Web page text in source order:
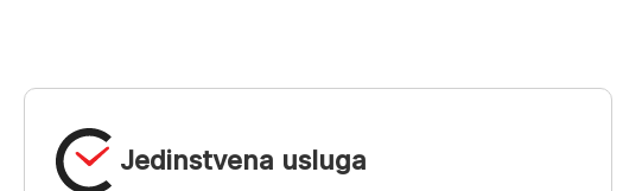
Jedinstvena usluga